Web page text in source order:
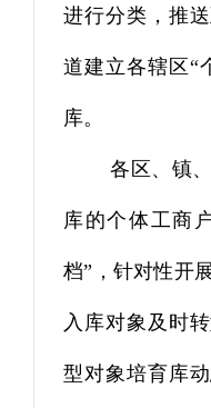
进行分类，推
道建立各辖区“
库。
各区、镇
库的个体工商
档”，针对性开
入库对象及时
型对象培育库